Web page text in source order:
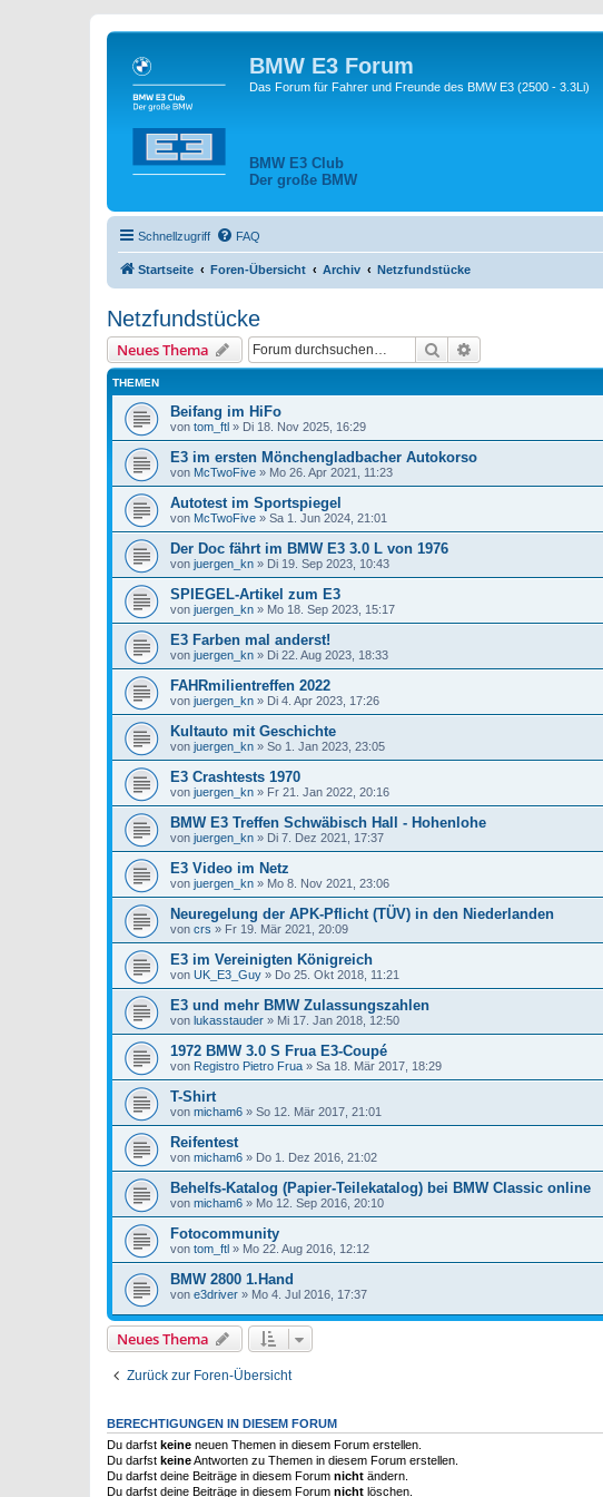
BMW E3 Forum
Das Forum für Fahrer und Freunde des BMW E3 (2500 - 3.3Li)
BMW E3 Club
Der große BMW
Schnellzugriff FAQ
Startseite Foren-Übersicht Archiv Netzfundstücke
Netzfundstücke
Neues Thema Suche
THEMEN
Beifang im HiFo
von tom_ftl » Di 18. Nov 2025, 16:29
E3 im ersten Mönchengladbacher Autokorso
von McTwoFive » Mo 26. Apr 2021, 11:23
Autotest im Sportspiegel
von McTwoFive » Sa 1. Jun 2024, 21:01
Der Doc fährt im BMW E3 3.0 L von 1976
von juergen_kn » Di 19. Sep 2023, 10:43
SPIEGEL-Artikel zum E3
von juergen_kn » Mo 18. Sep 2023, 15:17
E3 Farben mal anderst!
von juergen_kn » Di 22. Aug 2023, 18:33
FAHRmilientreffen 2022
von juergen_kn » Di 4. Apr 2023, 17:26
Kultauto mit Geschichte
von juergen_kn » So 1. Jan 2023, 23:05
E3 Crashtests 1970
von juergen_kn » Fr 21. Jan 2022, 20:16
BMW E3 Treffen Schwäbisch Hall - Hohenlohe
von juergen_kn » Di 7. Dez 2021, 17:37
E3 Video im Netz
von juergen_kn » Mo 8. Nov 2021, 23:06
Neuregelung der APK-Pflicht (TÜV) in den Niederlanden
von crs » Fr 19. Mär 2021, 20:09
E3 im Vereinigten Königreich
von UK_E3_Guy » Do 25. Okt 2018, 11:21
E3 und mehr BMW Zulassungszahlen
von lukasstauder » Mi 17. Jan 2018, 12:50
1972 BMW 3.0 S Frua E3-Coupé
von Registro Pietro Frua » Sa 18. Mär 2017, 18:29
T-Shirt
von micham6 » So 12. Mär 2017, 21:01
Reifentest
von micham6 » Do 1. Dez 2016, 21:02
Behelfs-Katalog (Papier-Teilekatalog) bei BMW Classic online
von micham6 » Mo 12. Sep 2016, 20:10
Fotocommunity
von tom_ftl » Mo 22. Aug 2016, 12:12
BMW 2800 1.Hand
von e3driver » Mo 4. Jul 2016, 17:37
Neues Thema
Zurück zur Foren-Übersicht
BERECHTIGUNGEN IN DIESEM FORUM
Du darfst keine neuen Themen in diesem Forum erstellen.
Du darfst keineAntworten zu Themen in diesem Forum erstellen.
Du darfst deine Beiträge in diesem Forum nicht ändern.
Du darfst deine Beiträge in diesem Forum nicht löschen.